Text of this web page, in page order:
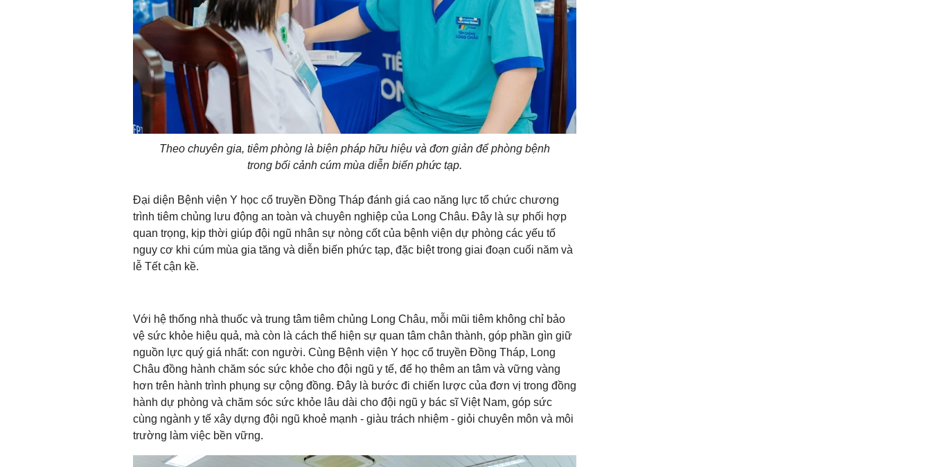
Theo chuyên gia, tiêm phòng là biện pháp hữu hiệu và đơn giản để phòng bệnh
trong bối cảnh cúm mùa diễn biến phức tạp.
Đại diện Bệnh viện Y học cổ truyền Đồng Tháp đánh giá cao năng lực tổ chức chương
trình tiêm chủng lưu động an toàn và chuyên nghiệp của Long Châu. Đây là sự phối hợp
quan trọng, kịp thời giúp đội ngũ nhân sự nòng cốt của bệnh viện dự phòng các yếu tố
nguy cơ khi cúm mùa gia tăng và diễn biến phức tạp, đặc biệt trong giai đoạn cuối năm và
lễ Tết cận kề.
Với hệ thống nhà thuốc và trung tâm tiêm chủng Long Châu, mỗi mũi tiêm không chỉ bảo
vệ sức khỏe hiệu quả, mà còn là cách thể hiện sự quan tâm chân thành, góp phần gìn giữ
nguồn lực quý giá nhất: con người. Cùng Bệnh viện Y học cổ truyền Đồng Tháp, Long
Châu đồng hành chăm sóc sức khỏe cho đội ngũ y tế, để họ thêm an tâm và vững vàng
hơn trên hành trình phụng sự cộng đồng. Đây là bước đi chiến lược của đơn vị trong đồng
hành dự phòng và chăm sóc sức khỏe lâu dài cho đội ngũ y bác sĩ Việt Nam, góp sức
cùng ngành y tế xây dựng đội ngũ khoẻ mạnh - giàu trách nhiệm - giỏi chuyên môn và môi
trường làm việc bền vững.